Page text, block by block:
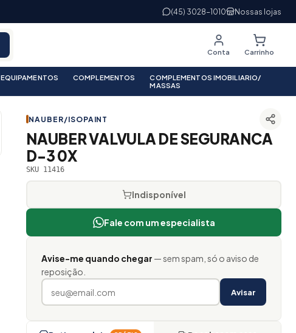
(45) 3028-1010 Nossas lojas
Conta Carrinho
EQUIPAMENTOS COMPLEMENTOS
COMPLEMENTOS IMOBILIARIO/
MASSAS
NAUBER/ISOPAINT
NAUBER VALVULA DE SEGURANCA
D-3 0X
SKU 11416
Indisponível
Fale com um especialista
Avise-me quando chegar — sem spam, só o aviso de
reposição.
Avisar